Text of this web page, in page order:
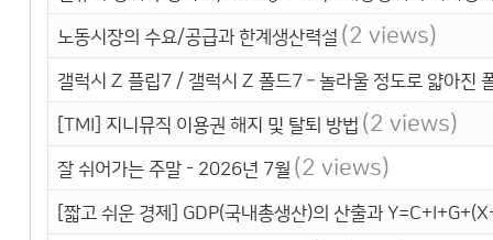
노동시장의 수요/공급과 한계생산력설 (2 views)
갤럭시 Z 플립7 / 갤럭시 Z 폴드7 – 놀라울 정도로 얇아진
[TMI] 지니뮤직 이용권 해지 및 탈퇴 방법 (2 views)
잘 쉬어가는 주말 - 2026년 7월 (2 views)
[짧고 쉬운 경제] GDP(국내총생산)의 산출과